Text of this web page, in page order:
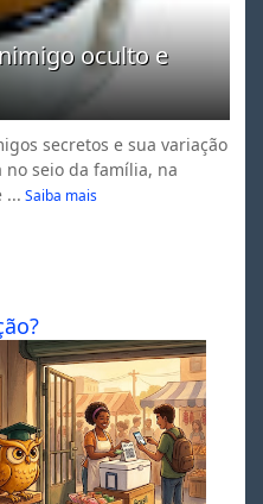
oculto e
secretos e sua variação
seio da família, na
... Saiba mais